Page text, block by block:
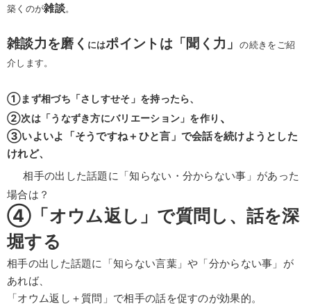
築くのが雑談。
雑談力を磨く にはポイントは「聞く力」の続きをご紹
介します。
①まず相づち「さしすせそ」を持ったら、
②次は「うなずき方にバリエーション」を作り 、
③いよいよ「そうですね＋ひと言」で会話を続けようとした
けれど、
相手の出した話題に「知らない・分からない事」があった
場合は？
④「オウム返し」で質問し、話を深
堀する
相手の出した話題に「知らない言葉」や「分からない事」が
あれば、
「オウム返し＋質問」で相手の話を促すのが効果的。